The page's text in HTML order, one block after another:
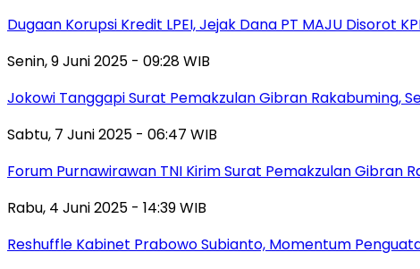
Dugaan Korupsi Kredit LPEI, Jejak Dana PT MAJU Disorot
Senin, 9 Juni 2025 - 09:28 WIB
Jokowi Tanggapi Surat Pemakzulan Gibran Rakabuming,
Sabtu, 7 Juni 2025 - 06:47 WIB
Forum Purnawirawan TNI Kirim Surat Pemakzulan Gibran
Rabu, 4 Juni 2025 - 14:39 WIB
Reshuffle Kabinet Prabowo Subianto, Momentum